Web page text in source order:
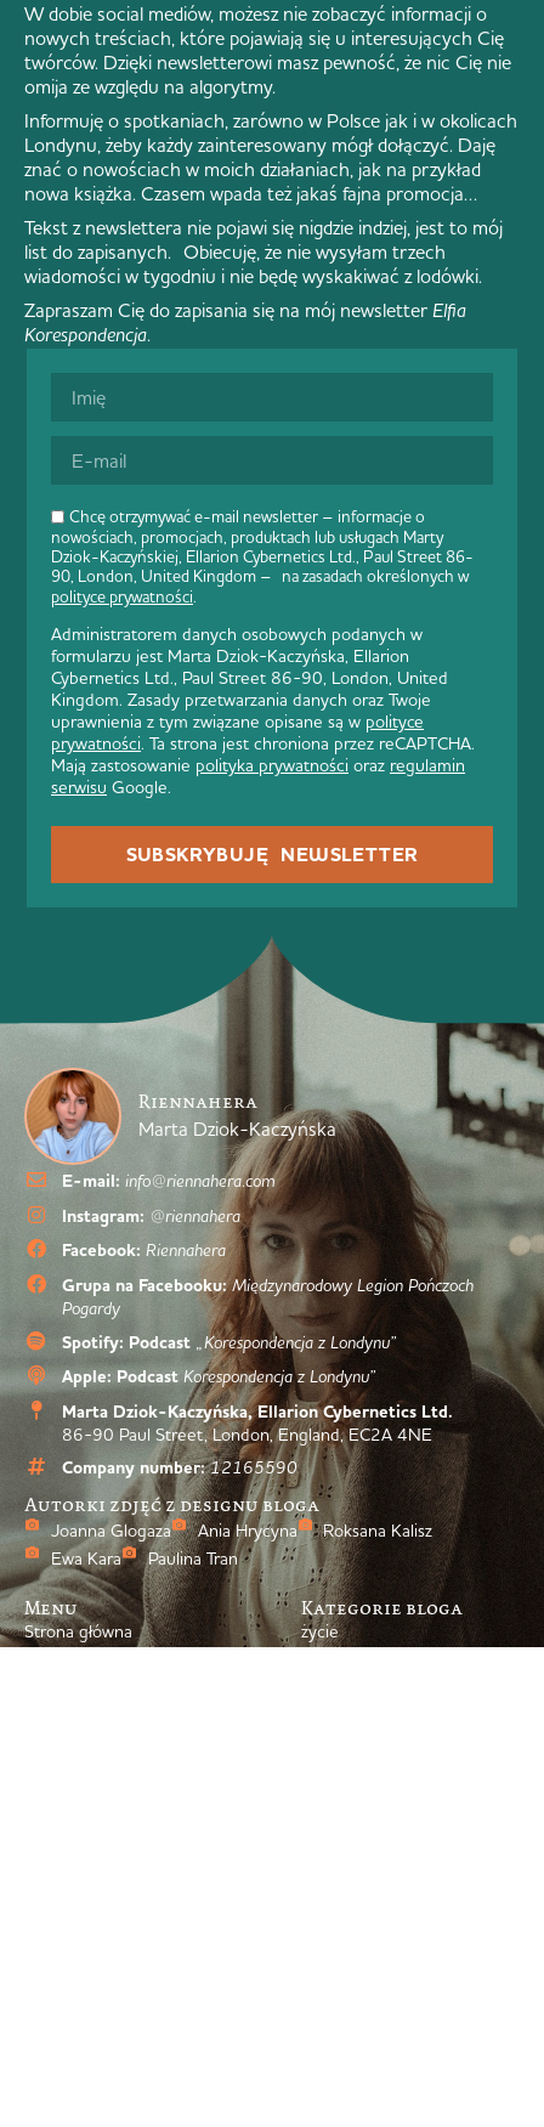
Chcę otrzymywać e-mail newsletter – informacje o
nowościach, promocjach, produktach lub usługach Marty
Dziok-Kaczyńskiej, Ellarion Cybernetics Ltd., Paul Street 86-
90, London, United Kingdom – na zasadach określonych w
polityce prywatności.
Administratorem danych osobowych podanych w
formularzu jest Marta Dziok-Kaczyńska, Ellarion
Cybernetics Ltd., Paul Street 86-90, London, United
Kingdom. Zasady przetwarzania danych oraz Twoje
uprawnienia z tym związane opisane są w polityce
prywatności. Ta strona jest chroniona przez reCAPTCHA.
Mają zastosowanie polityka prywatności oraz regulamin
serwisu Google.
SUBSKRYBUJĘ NEWSLETTER
W dobie social mediów, możesz nie zobaczyć informacji o
nowych treściach, które pojawiają się u interesujących Cię
twórców. Dzięki newsletterowi masz pewność, że nic Cię nie
omija ze względu na algorytmy.
Informuję o spotkaniach, zarówno w Polsce jak i w okolicach
Londynu, żeby każdy zainteresowany mógł dołączyć. Daję
znać o nowościach w moich działaniach, jak na przykład
nowa książka. Czasem wpada też jakaś fajna promocja…
Tekst z newslettera nie pojawi się nigdzie indziej, jest to mój
list do zapisanych. Obiecuję, że nie wysyłam trzech
wiadomości w tygodniu i nie będę wyskakiwać z lodówki.
Zapraszam Cię do zapisania się na mój newsletter Elfia
Korespondencja.
Riennahera
Marta Dziok-Kaczyńska
E-mail: info@riennahera.com
Instagram: @riennahera
Facebook: Riennahera
Grupa na Facebooku: Międzynarodowy Legion Pończoch
Pogardy
Spotify: Podcast „Korespondencja z Londynu”
Apple: Podcast Korespondencja z Londynu”
Marta Dziok-Kaczyńska, Ellarion Cybernetics Ltd.
86-90 Paul Street, London, England, EC2A 4NE
Company number: 12165590
Autorki zdjęć z designu bloga
Joanna Glogaza Ania Hrycyna
Roksana Kalisz
Ewa Kara
Paulina Tran
Menu
Strona główna
Kategorie bloga
życie